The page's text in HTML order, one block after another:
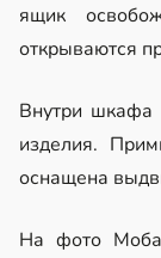
ящик
открываются
Внутри шкафа
изделия.
оснащена
На фото